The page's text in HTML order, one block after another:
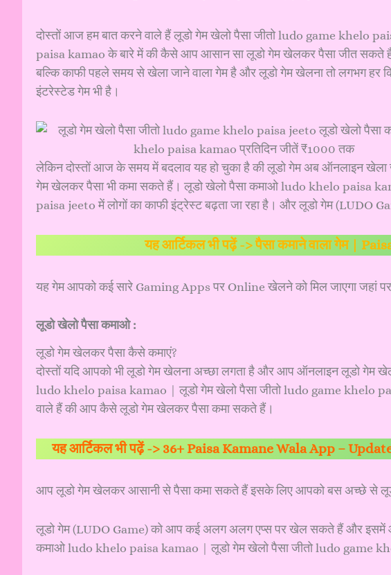
दोस्तों आज हम बात करने वाले हैं लूडो गेम खेलो पैसा जीतो ludo game khelo
paisa kamao के बारे में की कैसे आप आसान सा लूडो गेम खेलकर पैसा जीत
बल्कि काफी पहले समय से खेला जाने वाला गेम है और लूडो गेम खेलना तो लगभग हर
इंटरेस्टेड गेम भी है।
लेकिन दोस्तों आज के समय में बदलाव यह हो चुका है की लूडो गेम अब ऑनलाइन
गेम खेलकर पैसा भी कमा सकते हैं। लूडो खेलो पैसा कमाओ ludo khelo paisa
paisa jeeto में लोगों का काफी इंट्रेस्ट बढ़ता जा रहा है। और लूडो गेम (LUDO
यह आर्टिकल भी पढ़ें ->पैसा कमाने वाला गेम |
यह गेम आपको कई सारे Gaming Apps पर Online खेलने को मिल जाएगा जहां
लूडो खेलो पैसा कमाओ :
लूडो गेम खेलकर पैसा कैसे कमाएं?
दोस्तों यदि आपको भी लूडो गेम खेलना अच्छा लगता है और आप ऑनलाइन लूडो गेम
ludo khelo paisa kamao | लूडो गेम खेलो पैसा जीतो ludo game khelo
वाले हैं की आप कैसे लूडो गेम खेलकर पैसा कमा सकते हैं।
यह आर्टिकल भी पढ़ें -> 36+ Paisa Kamane Wala App –
आप लूडो गेम खेलकर आसानी से पैसा कमा सकते हैं इसके लिए आपको बस अच्छे से
लूडो गेम (LUDO Game) को आप कई अलग अलग एप्स पर खेल सकते हैं और इसमें
कमाओ ludo khelo paisa kamao | लूडो गेम खेलो पैसा जीतो ludo game